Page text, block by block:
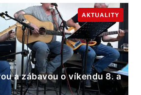
a zábavou o víkendu 8. a
AKTUALITY